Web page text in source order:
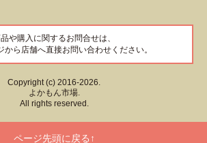
や購入に関するお問合せは、
から店舗へ直接お問い合わせください。
Copyright (c) 2016-2026.
よかもん市場.
All rights reserved.
ページ先頭に戻る↑